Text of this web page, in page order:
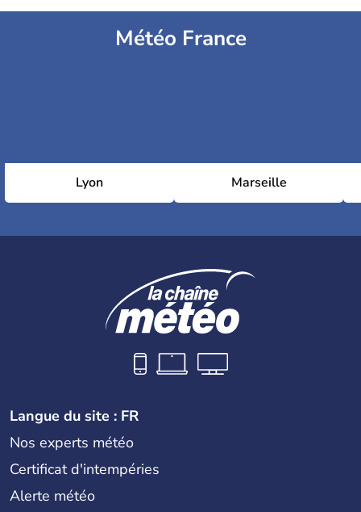
Météo France
Lyon Marseille
Langue du site : FR
Nos experts météo
Certificat d'intempéries
Alerte météo